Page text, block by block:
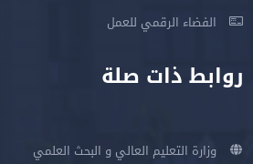
الفضاء الرقمي للعمل
روابط ذات صلة
وزارة التعليم العالي و البحث العلمي